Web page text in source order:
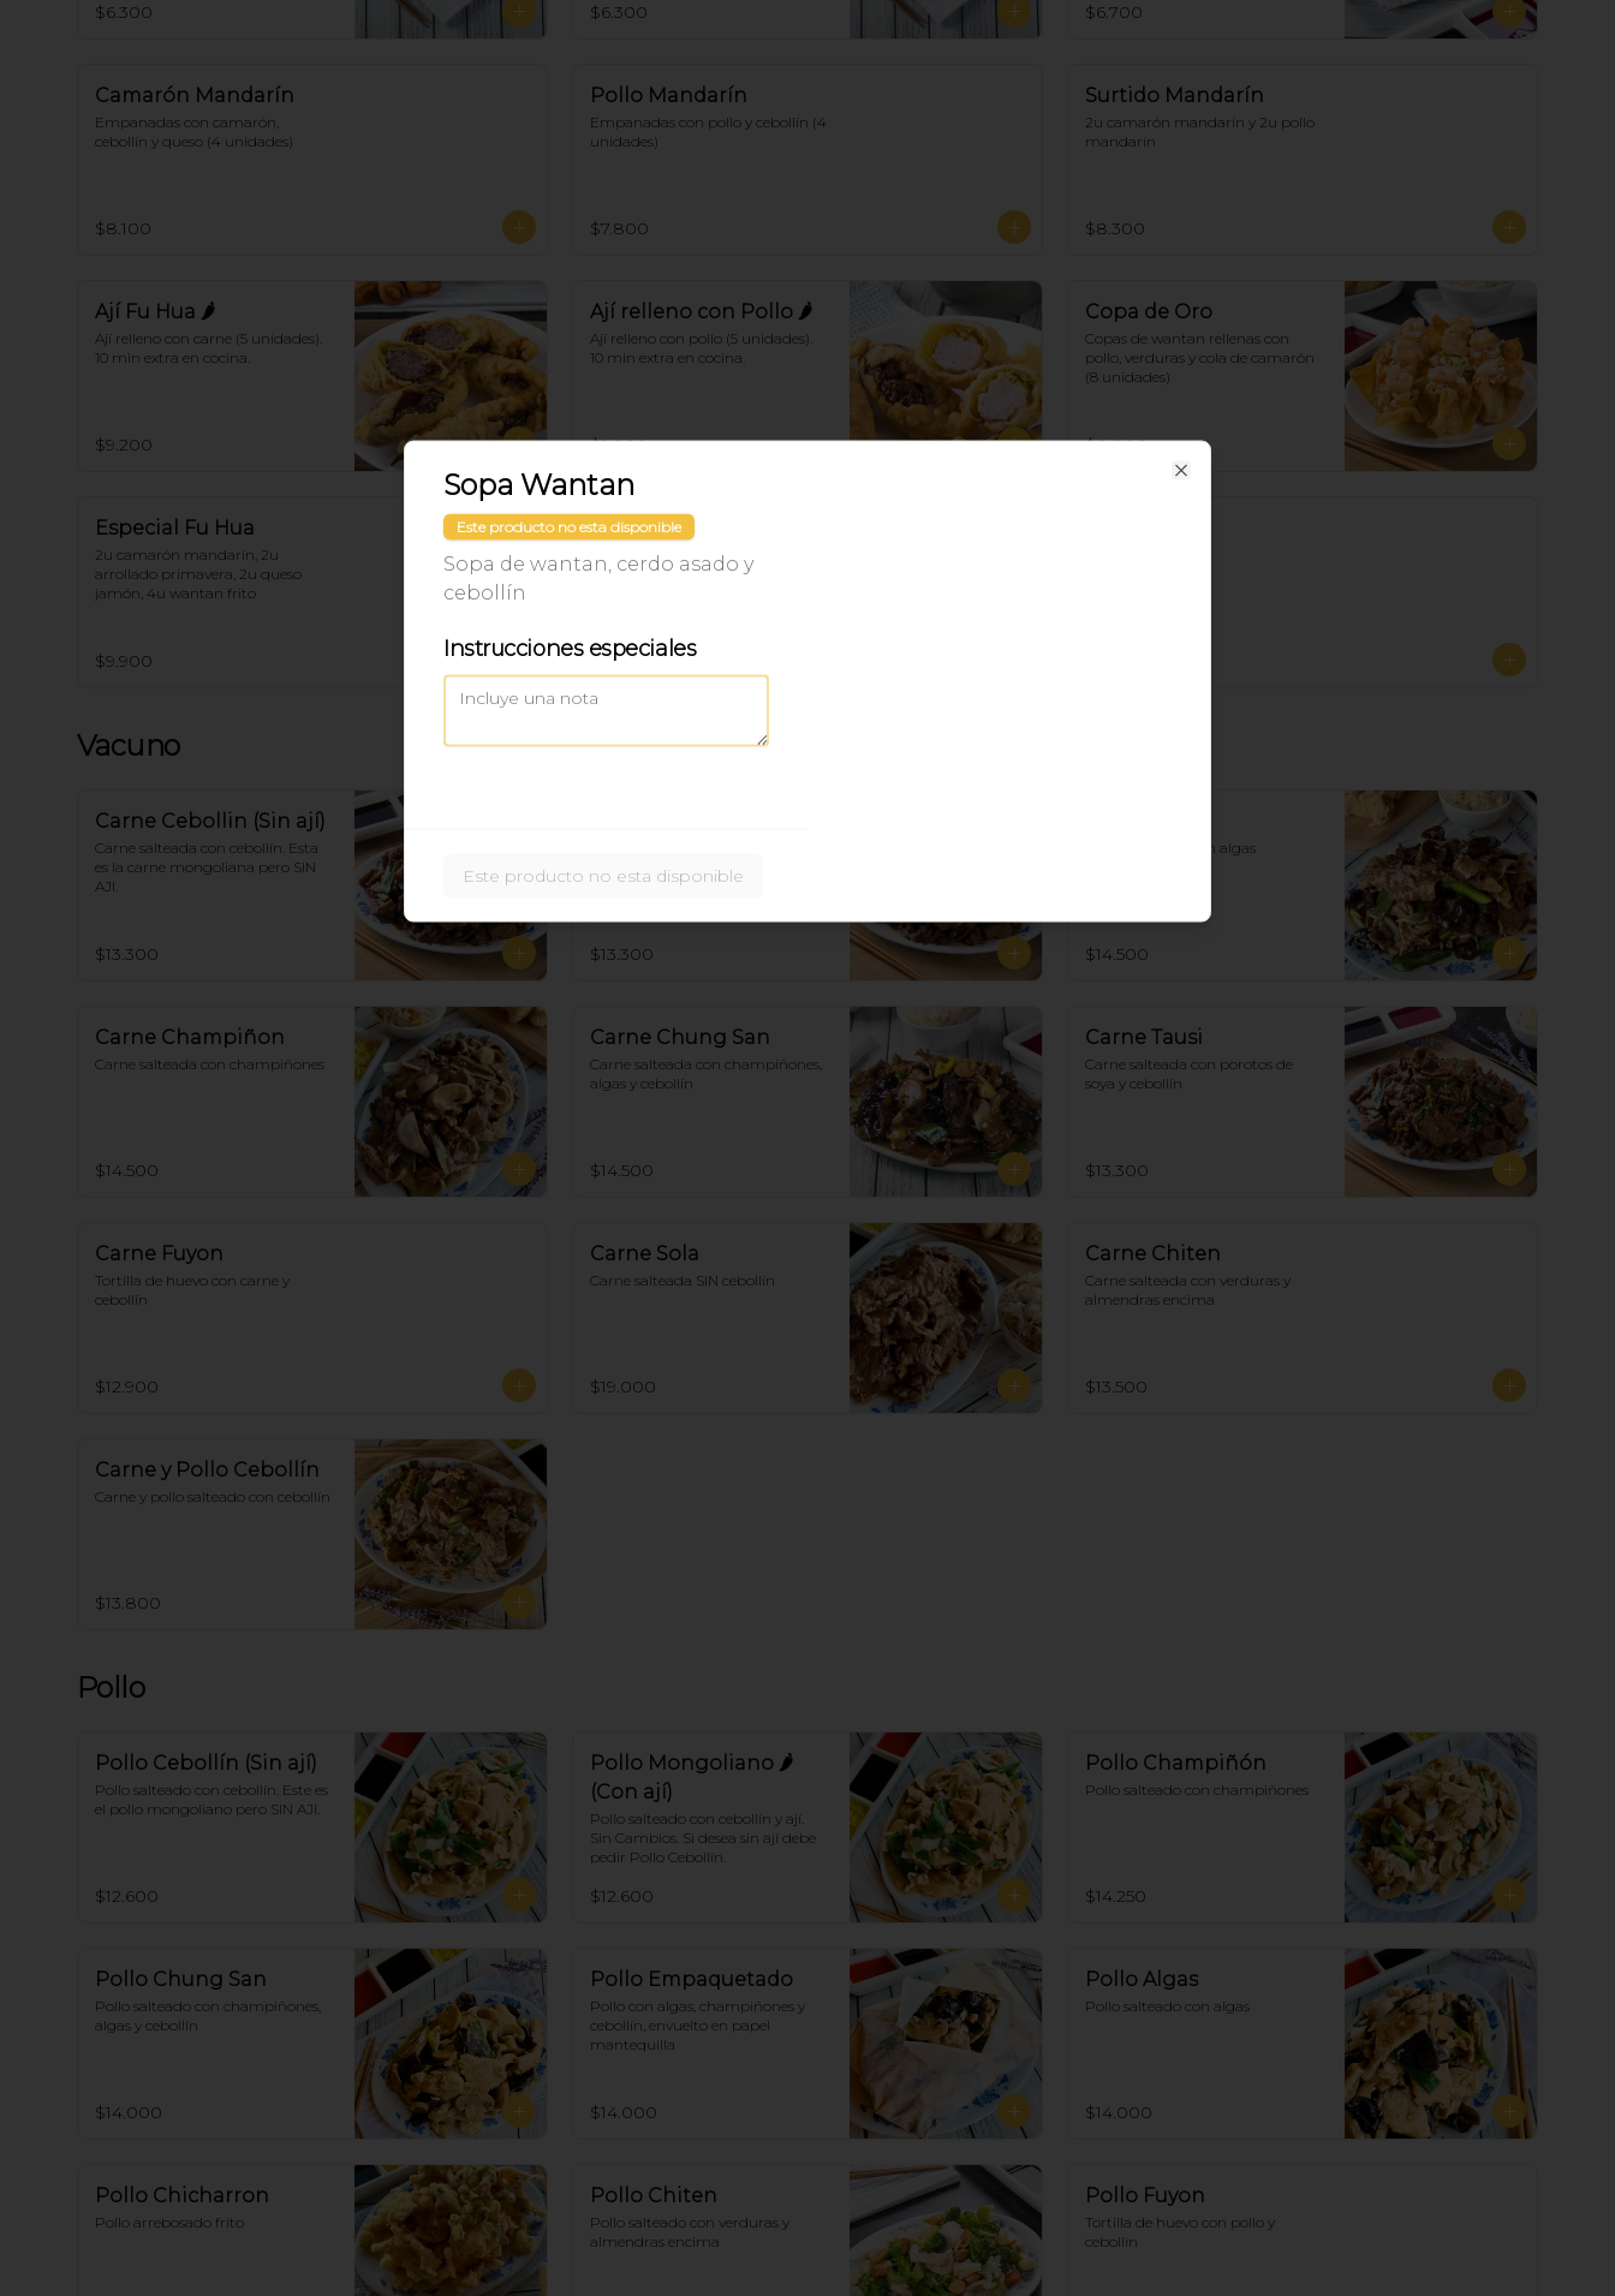
$6.300 $6.300 $6.700
Camarón Mandarín
Empanadas con camarón,
cebollín y queso (4 unidades)
$8.100
Pollo Mandarín
Empanadas con pollo y cebollín (4
unidades)
$7.800
Surtido Mandarín
2u camarón mandarín y 2u pollo
mandarín
$8.300
Ají Fu Hua 🌶
Ají relleno con carne (5 unidades).
10 min extra en cocina.
$9.200
Ají relleno con Pollo 🌶
Ají relleno con pollo (5 unidades).
10 min extra en cocina.
$9.200
Copa de Oro
Copas de wantan rellenas con
pollo, verduras y cola de camarón
(8 unidades)
$8.800
Especial Fu Hua
2u camarón mandarín, 2u
arrollado primavera, 2u queso
jamón, 4u wantan frito
$9.900
Hunan 🌶
Masa rellena de pescado frito y ají.
10 min extra en cocina.
$7.000
Vacuno
Carne Cebollin (Sin ají)
Carne salteada con cebollín. Esta
es la carne mongoliana pero SIN
AJI.
$13.300
Carne salteada con cebollín y ají.
$13.300
Carne salteada con algas
$14.500
Carne Champiñon
Carne salteada con champiñones
$14.500
Carne Chung San
Carne salteada con champiñones,
algas y cebollín
$14.500
Carne Tausi
Carne salteada con porotos de
soya y cebollín
$13.300
Carne Fuyon
Tortilla de huevo con carne y
cebollín
$12.900
Carne Sola
Carne salteada SIN cebollín
$19.000
Carne Chiten
Carne salteada con verduras y
almendras encima
$13.500
Carne y Pollo Cebollín
Carne y pollo salteado con cebollín
$13.800
Pollo
Pollo Cebollín (Sin ají)
Pollo salteado con cebollín. Este es
el pollo mongoliano pero SIN AJI.
$12.600
Pollo Mongoliano 🌶
(Con ají)
Pollo salteado con cebollín y ají.
Sin Cambios. Si desea sin ají debe
pedir Pollo Cebollín.
$12.600
Pollo Champiñón
Pollo salteado con champiñones
$14.250
Pollo Chung San
Pollo salteado con champiñones,
algas y cebollín
$14.000
Pollo Empaquetado
Pollo con algas, champiñones y
cebollín, envuelto en papel
mantequilla
$14.000
Pollo Algas
Pollo salteado con algas
$14.000
Pollo Chicharron
Pollo arrebosado frito
Pollo Chiten
Pollo salteado con verduras y
almendras encima
Pollo Fuyon
Tortilla de huevo con pollo y
cebollín
Sopa Wantan
Este producto no esta disponible
Sopa de wantan, cerdo asado y
cebollín
Instrucciones especiales
Este producto no esta disponible